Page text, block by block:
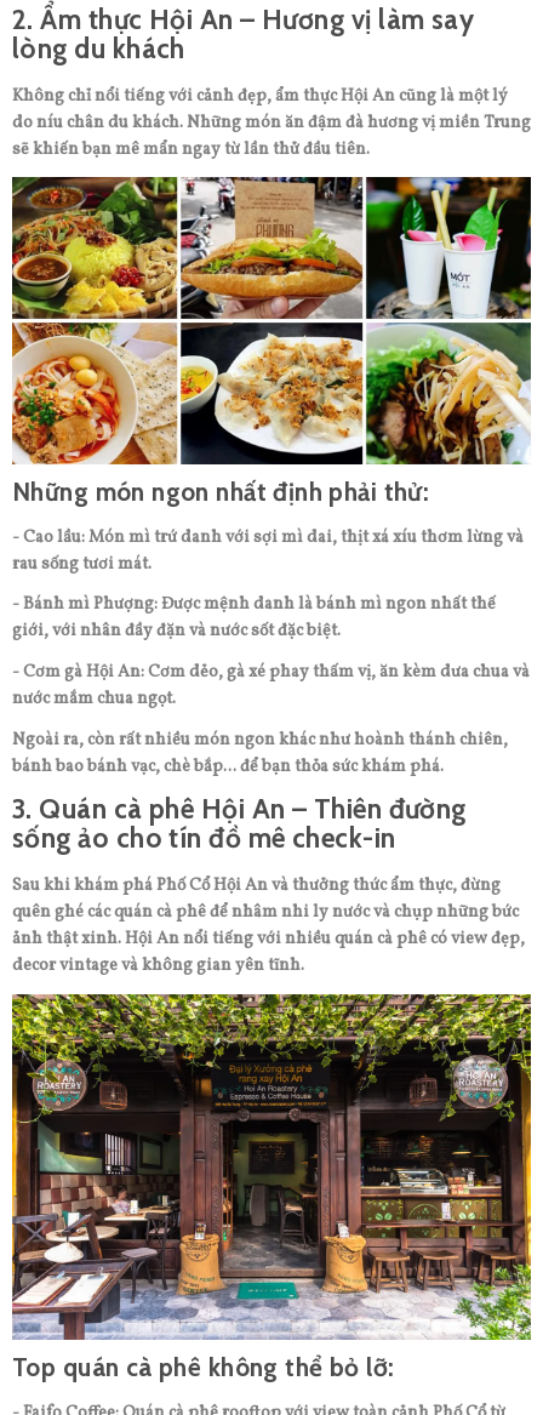
2. Ẩm thực Hội An – Hương vị làm say
lòng du khách
Không chỉ nổi tiếng với cảnh đẹp, ẩm thực Hội An cũng là một lý
do níu chân du khách. Những món ăn đậm đà hương vị miền Trung
sẽ khiến bạn mê mẩn ngay từ lần thử đầu tiên.
Những món ngon nhất định phải thử:
- Cao lầu: Món mì trứ danh với sợi mì dai, thịt xá xíu thơm lừng và
rau sống tươi mát.
- Bánh mì Phượng: Được mệnh danh là bánh mì ngon nhất thế
giới, với nhân đầy đặn và nước sốt đặc biệt.
- Cơm gà Hội An: Cơm dẻo, gà xé phay thấm vị, ăn kèm dưa chua và
nước mắm chua ngọt.
Ngoài ra, còn rất nhiều món ngon khác như hoành thánh chiên,
bánh bao bánh vạc, chè bắp... để bạn thỏa sức khám phá.
3. Quán cà phê Hội An – Thiên đường
sống ảo cho tín đồ mê check-in
Sau khi khám phá Phố Cổ Hội An và thưởng thức ẩm thực, đừng
quên ghé các quán cà phê để nhâm nhi ly nước và chụp những bức
ảnh thật xinh. Hội An nổi tiếng với nhiều quán cà phê có view đẹp,
decor vintage và không gian yên tĩnh.
Top quán cà phê không thể bỏ lỡ: